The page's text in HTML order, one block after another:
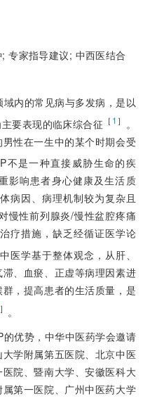
;专家指导建议; 中西医结合
内的常见病与多发病，是以
要表现的临床综合征 ［ 1 ］
。
性在一生中的某个时期会受
不是一种直接威胁生命的疾
影响患者身心健康及生活质
病因、病理机制较为复杂且
慢性前列腺炎/慢性盆腔疼痛
疗措施，缺乏经循证医学论
医学基于整体观念，从肝、
、血瘀、正虚等病理因素进
，提高患者的生活质量，是
］ 。
优势，中华中医药学会邀请
学附属第五医院、北京中医
院、暨南大学、安徽医科大
第一医院、广州中医药大学